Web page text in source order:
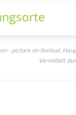
- picture on festival,
Vermittelt